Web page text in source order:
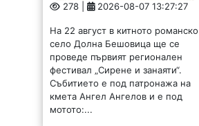
278 | 2026-08-07 13:27:27
На 22 август в китното романско
село Долна Бешовица ще се
проведе първият регионален
фестивал „Сирене и занаяти“.
Събитието е под патронажа на
кмета Ангел Ангелов и е под
мотото:...